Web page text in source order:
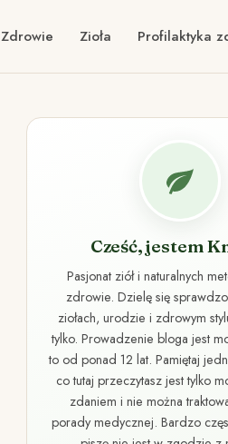
Zdrowie Zioła Profilaktyka
Cześć, jestem
Pasjonat ziół i naturalnych
zdrowie. Dzielę się
ziołach, urodzie i zdrowym
tylko. Prowadzenie bloga jest
to od ponad 12 lat. Pamiętaj
co tutaj przeczytasz jest tylko
zdaniem i nie można
porady medycznej. Bardzo